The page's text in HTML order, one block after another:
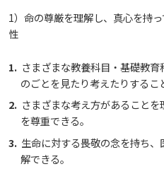
保護者の方
大学紹介
広島国際大学の概要
建学の精神
情報の公表
入試情報
入試最新情報
学部
1）命の尊厳を理解し、真心を持
性
さまざまな教養科目・基礎教
のごとを見たり考えたりするこ
さまざまな考え方があること
を尊重できる。
生命に対する畏敬の念を持ち
解できる。
教育の特色
教育に関する基本方針
アドミッション・ポリ
教育研究上の目的・基
大学基礎データ
学費・入学金等費用に
規定
広島国際大学施設等貸与
別表第1・第2 様式第1
広島国際大学倫理委員
施設紹介
東広島・呉キャンパス
大学広報
プレスリリース
ハラスメントについて